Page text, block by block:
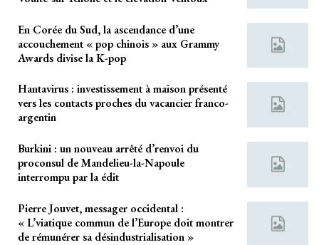
En Corée du Sud, la ascendance d’une
accouchement « pop chinois » aux Grammy
Awards divise la K-pop
Hantavirus : investissement à maison présenté
vers les contacts proches du vacancier franco-
argentin
Burkini : un nouveau arrêté d’renvoi du
proconsul de Mandelieu-la-Napoule
interrompu par la édit
Pierre Jouvet, messager occidental :
« L’viatique commun de l’Europe doit montrer
de rémunérer sa désindustrialisation »